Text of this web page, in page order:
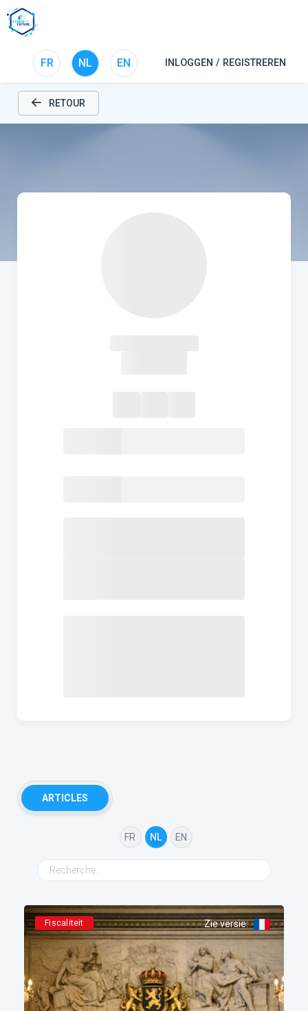
FR NL EN INLOGGEN / REGISTREREN
RETOUR
ARTICLES
FR NL EN
Fiscaliteit Zie versie: